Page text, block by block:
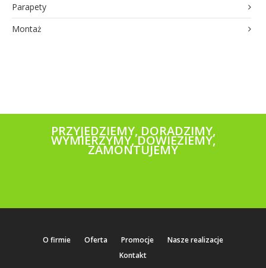
Parapety
Montaż
PRZYJEDZIEMY, DORADZIMY,
WYMIERZYMY, DOWIEZIEMY,
ZAMONTUJEMY
O firmie Oferta Promocje
Nasze realizacje
Kontakt